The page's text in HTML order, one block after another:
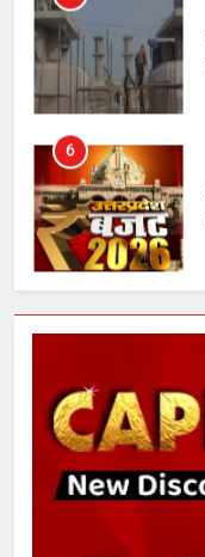
6
7
8